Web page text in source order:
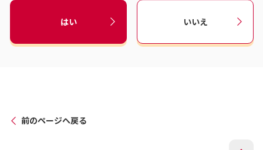
はい いいえ
前のページへ戻る